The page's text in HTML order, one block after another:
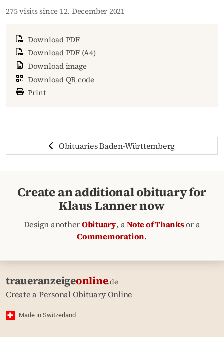
275 visits since 12. December 2021
Download PDF
Download PDF (A4)
Download image
Download QR code
Print
Obituaries Baden-Württemberg
Create an additional obituary for
Klaus Lanner now
Design anotherObituary, aNote of Thanksor a
Commemoration.
traueranzeigeonline.de
Create a Personal Obituary Online
Made in Switzerland